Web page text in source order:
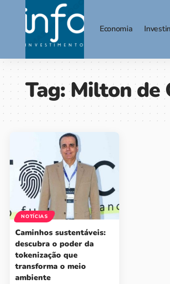
Economia
Tag:Milton de
NOTÍCIAS
Caminhos sustentáveis:
descubra o poder da
tokenização que
transforma o meio
ambiente